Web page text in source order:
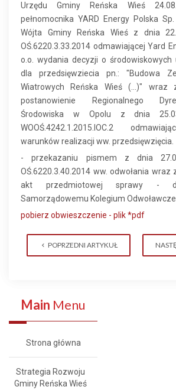
Urzędu Gminy Reńska Wieś
pełnomocnika YARD Energy Polska
Wójta Gminy Reńska Wieś z dnia
OŚ.6220.3.33.2014 odmawiającej Yard
o.o. wydania decyzji o środowiskowych
dla przedsięwziecia pn.: "Budowa
Wiatrowych Reńska Wieś (...)" wraz
postanowienie Regionalnego
Środowiska w Opolu z dnia
WOOŚ.4242.1.2015.IOC.2
warunków realizacji ww. przedsięwzięcia.
- przekazaniu pismem z dnia
OŚ.6220.3.40.2014 ww. odwołania
akt przedmiotowej sprawy -
Samorządowemu Kolegium
pobierz obwieszczenie - plik *pdf
POPRZEDNI ARTYKUŁ
Main Menu
Strona główna
Strategia Rozwoju
Gminy Reńska Wieś